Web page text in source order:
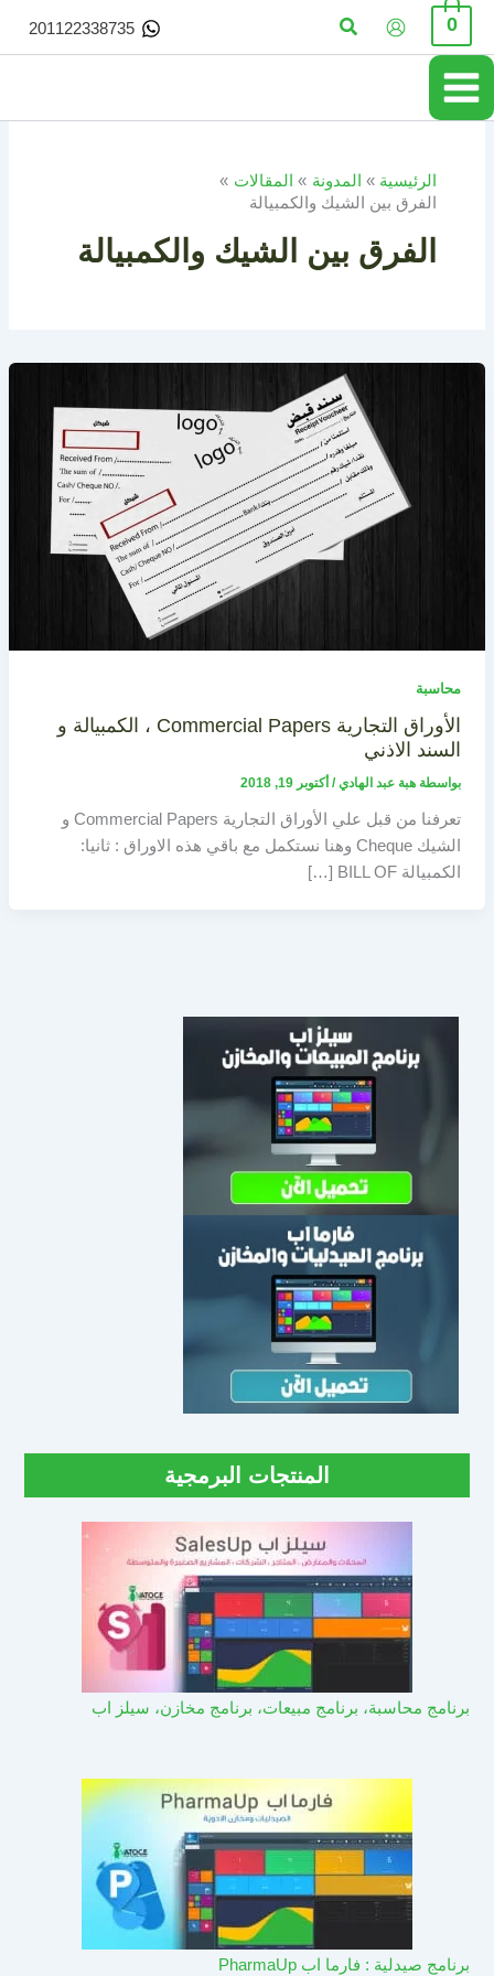
تخطي
المحتوى
0 البحث 201122338735
الرئيسية المدونة
المقالات
الفرق بين الشيك والكمبيالة
الفرق بين الشيك والكمبيالة
محاسبة
الأوراق التجارية Commercial Papers ، الكمبيالة و
السند الاذني
بواسطة هبة عبد الهادي/ أكتوبر 19, 2018
تعرفنا من قبل علي الأوراق التجارية Commercial Papers و
الشيك Cheque وهنا نستكمل مع باقي هذه الاوراق : ثانيا:
الكمبيالة BILL OF […]
المنتجات البرمجية
برنامج محاسبة، برنامج مبيعات، برنامج مخازن، سيلز اب
برنامج صيدلية : فارما اب PharmaUp​